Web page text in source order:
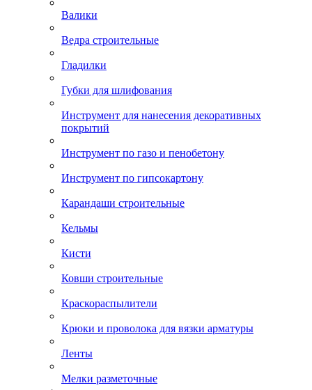
Валики
Ведра строительные
Гладилки
Губки для шлифования
Инструмент для нанесения декоративных
покрытий
Инструмент по газо и пенобетону
Инструмент по гипсокартону
Карандаши строительные
Кельмы
Кисти
Ковши строительные
Краскораспылители
Крюки и проволока для вязки арматуры
Ленты
Мелки разметочные